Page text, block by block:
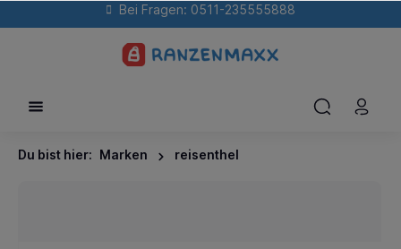
Bei Fragen: 0511-235555888
Du bist hier: Marken reisenthel